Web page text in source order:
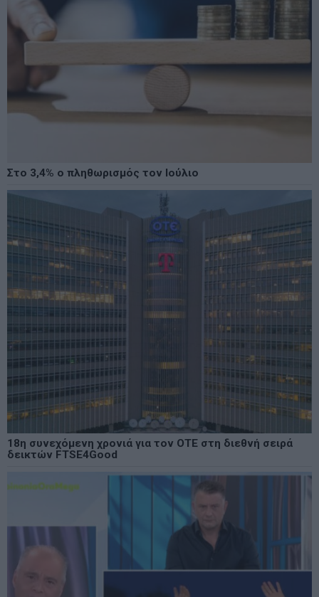
Στο 3,4% ο πληθωρισμός τον Ιούλιο
18η συνεχόμενη χρονιά για τον ΟΤΕ στη διεθνή σειρά
δεικτών FTSE4Good